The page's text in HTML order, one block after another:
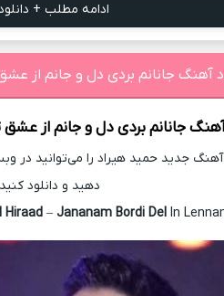
ادامه مطلب +
آهنگ جانانم بردی دل و جانم از
آهنگجانانم بردی دل و جانم از
جدید حميد هیراد را می‌توانید در
دهید و دانلود
Hiraad –Jananam Bordi Del In